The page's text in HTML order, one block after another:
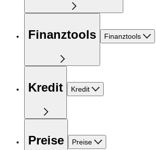
Finanztools Finanztools
Kredit Kredit
Preise Preise